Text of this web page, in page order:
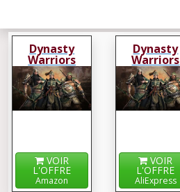
Dynasty
Warriors
Origins
VOIR
L'OFFRE
Amazon
Dynasty
Warriors
Origins
VOIR
L'OFFRE
AliExpress